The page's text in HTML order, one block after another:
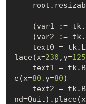
(var1 :=
(var2 :=
text0 =
lace(x=230 ,y=125
text1 =
e(x=80 ,y=80)
text2 =